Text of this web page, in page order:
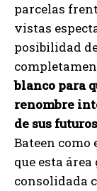
parcelas
vistas
posibilidad
blanco para
renombre
de sus
Bateen como
que esta
consolidada